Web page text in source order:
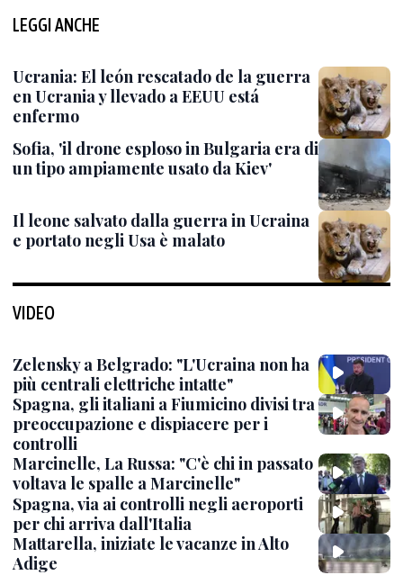
LEGGI ANCHE
Ucrania: El león rescatado de la guerra
en Ucrania y llevado a EEUU está
enfermo
Sofia, 'il drone esploso in Bulgaria era di
un tipo ampiamente usato da Kiev'
Il leone salvato dalla guerra in Ucraina
e portato negli Usa è malato
VIDEO
Zelensky a Belgrado: "L'Ucraina non ha
più centrali elettriche intatte"
Spagna, gli italiani a Fiumicino divisi tra
preoccupazione e dispiacere per i
controlli
Marcinelle, La Russa: "C'è chi in passato
voltava le spalle a Marcinelle"
Spagna, via ai controlli negli aeroporti
per chi arriva dall'Italia
Mattarella, iniziate le vacanze in Alto
Adige